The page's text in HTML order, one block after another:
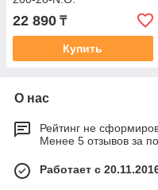
22 890 ₸
Купить
О нас
Рейтинг не
Менее 5 отзывов за
Работает с